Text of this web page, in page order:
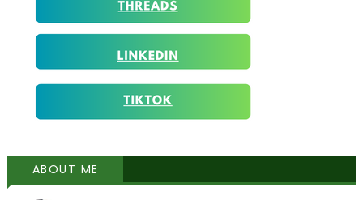
ABOUT ME